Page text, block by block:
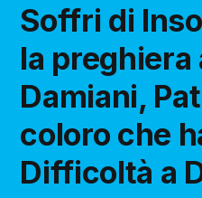
Soffri di
la preghiera
Damiani,
coloro che
Difficoltà a